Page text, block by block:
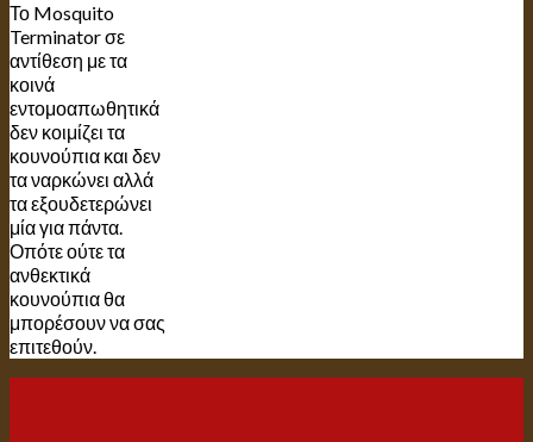
Το Mosquito
Terminator σε
αντίθεση με τα
κοινά
εντομοαπωθητικά
δεν κοιμίζει τα
κουνούπια και δεν
τα ναρκώνει αλλά
τα εξουδετερώνει
μία για πάντα.
Οπότε ούτε τα
ανθεκτικά
κουνούπια θα
μπορέσουν να σας
επιτεθούν.